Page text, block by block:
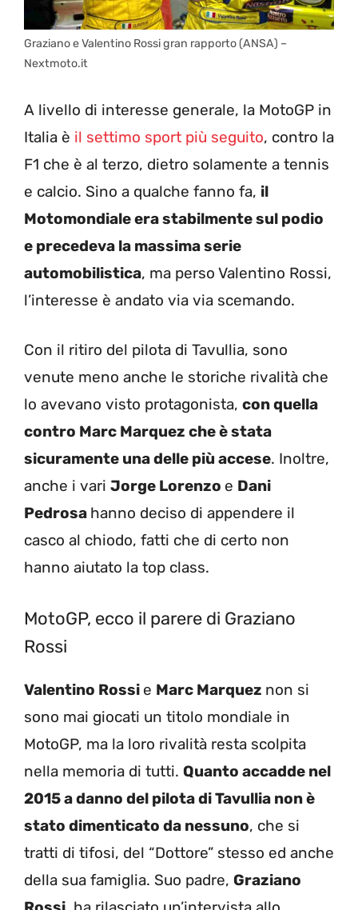
Graziano e Valentino Rossi gran rapporto (ANSA) –
Nextmoto.it
A livello di interesse generale, la MotoGP in
Italia è il settimo sport più seguito, contro la
F1 che è al terzo, dietro solamente a tennis
e calcio. Sino a qualche fanno fa, il
Motomondiale era stabilmente sul podio
e precedeva la massima serie
automobilistica, ma perso Valentino Rossi,
l’interesse è andato via via scemando.
Con il ritiro del pilota di Tavullia, sono
venute meno anche le storiche rivalità che
lo avevano visto protagonista, con quella
contro Marc Marquez che è stata
sicuramente una delle più accese. Inoltre,
anche i vari Jorge Lorenzo e Dani
Pedrosa hanno deciso di appendere il
casco al chiodo, fatti che di certo non
hanno aiutato la top class.
MotoGP, ecco il parere di Graziano
Rossi
Valentino Rossi e Marc Marquez non si
sono mai giocati un titolo mondiale in
MotoGP, ma la loro rivalità resta scolpita
nella memoria di tutti. Quanto accadde nel
2015 a danno del pilota di Tavullia non è
stato dimenticato da nessuno, che si
tratti di tifosi, del “Dottore” stesso ed anche
della sua famiglia. Suo padre, Graziano